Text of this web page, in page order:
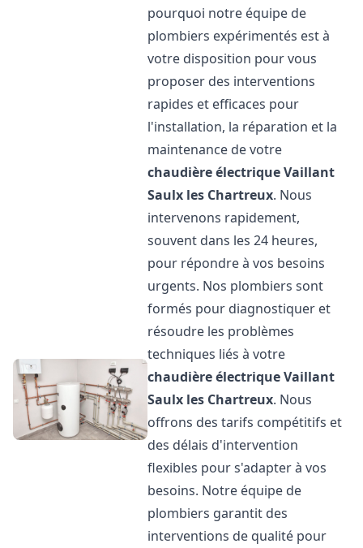
pourquoi notre équipe de
plombiers expérimentés est à
votre disposition pour vous
proposer des interventions
rapides et efficaces pour
l'installation, la réparation et la
maintenance de votre
chaudière électrique Vaillant
Saulx les Chartreux. Nous
intervenons rapidement,
souvent dans les 24 heures,
pour répondre à vos besoins
urgents. Nos plombiers sont
formés pour diagnostiquer et
résoudre les problèmes
techniques liés à votre
chaudière électrique Vaillant
Saulx les Chartreux. Nous
offrons des tarifs compétitifs et
des délais d'intervention
flexibles pour s'adapter à vos
besoins. Notre équipe de
plombiers garantit des
interventions de qualité pour